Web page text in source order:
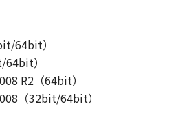
らの販売代理店または販売店
フトウェア」に関して、商
的への適合性の保証を含
、明示たると黙示たるとを
のとします。
ノンのライセンサー、キヤノ
ンの関連会社、それらの販
64bit）
）
R2（64bit）
（32bit/64bit）